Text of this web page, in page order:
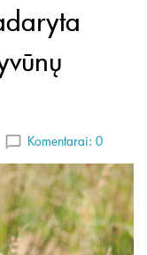
Komentarai: 0